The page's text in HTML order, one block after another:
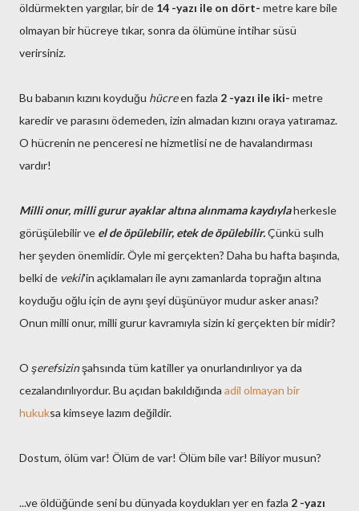
öldürmekten yargılar, bir de 14 -yazı ile on dört- metre kare bile
olmayan bir hücreye tıkar, sonra da ölümüne intihar süsü
verirsiniz.
Bu babanın kızını koyduğu hücreen fazla 2 -yazı ile iki- metre
karedir ve parasını ödemeden, izin almadan kızını oraya yatıramaz.
O hücrenin ne penceresi ne hizmetlisi ne de havalandırması
vardır!
Milli onur, milli gurur ayaklar altına alınmama kaydıylaherkesle
görüşülebilir ve el de öpülebilir, etek de öpülebilir.Çünkü sulh
her şeyden önemlidir. Öyle mi gerçekten? Daha bu hafta başında,
belki de vekil'in açıklamaları ile aynı zamanlarda toprağın altına
koyduğu oğlu için de aynı şeyi düşünüyor mudur asker anası?
Onun milli onur, milli gurur kavramıyla sizin ki gerçekten bir midir?
O şerefsizinşahsında tüm katiller ya onurlandırılıyor ya da
cezalandırılıyordur. Bu açıdan bakıldığında adil olmayan bir
hukuksa kimseye lazım değildir.
Dostum, ölüm var! Ölüm de var! Ölüm bile var! Biliyor musun?
...ve öldüğünde seni bu dünyada koydukları yer en fazla 2 -yazı